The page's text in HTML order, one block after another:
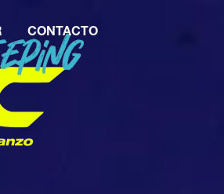
CONTACTO